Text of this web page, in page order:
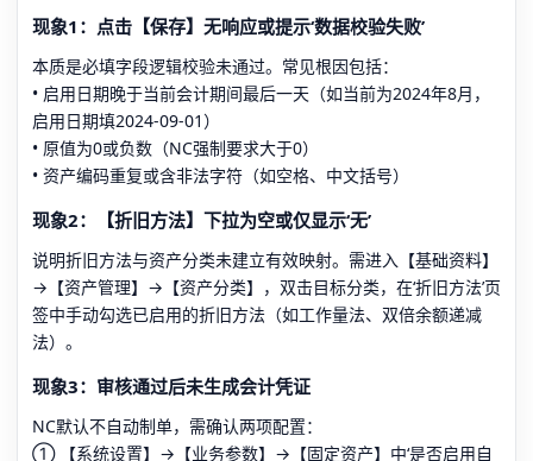
现象1：点击【保存】无响应或提示‘数据校验失败’
本质是必填字段逻辑校验未通过。常见根因包括：
• 启用日期晚于当前会计期间最后一天（如当前为2024年8月，
启用日期填2024-09-01）
• 原值为0或负数（NC强制要求大于0）
• 资产编码重复或含非法字符（如空格、中文括号）
现象2：【折旧方法】下拉为空或仅显示‘无’
说明折旧方法与资产分类未建立有效映射。需进入【基础资料】
→【资产管理】→【资产分类】，双击目标分类，在‘折旧方法’页
签中手动勾选已启用的折旧方法（如工作量法、双倍余额递减
法）。
现象3：审核通过后未生成会计凭证
NC默认不自动制单，需确认两项配置：
① 【系统设置】→【业务参数】→【固定资产】中‘是否启用自